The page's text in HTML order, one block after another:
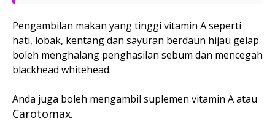
Pengambilan makan yang tinggi vitamin A seperti
hati, lobak, kentang dan sayuran berdaun hijau gelap
boleh menghalang penghasilan sebum dan mencegah
blackhead whitehead.
Anda juga boleh mengambil suplemen vitamin A atau
Carotomax.